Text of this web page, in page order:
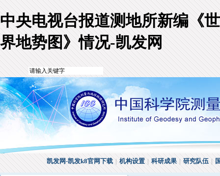
中央电视台报道测地所新编《世
界地势图》情况-凯发网
凯发网-凯发k8官网下载|机构设置|科研成果|研究队伍|